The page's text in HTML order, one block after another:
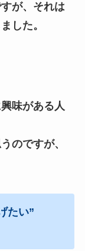
が、それは
した。
味がある人
のですが、
たい”